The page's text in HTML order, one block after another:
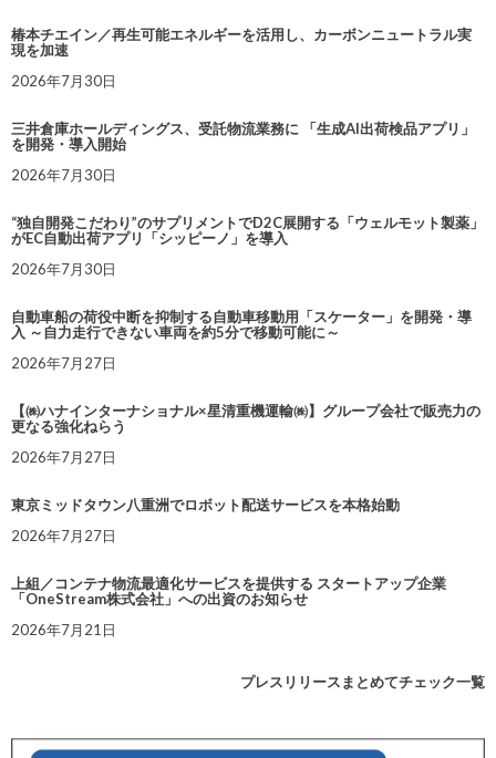
椿本チエイン／再生可能エネルギーを活用し、カーボンニュートラル実
現を加速
2026年7月30日
三井倉庫ホールディングス、受託物流業務に 「生成AI出荷検品アプリ」
を開発・導入開始
2026年7月30日
“独自開発こだわり”のサプリメントでD2C展開する「ウェルモット製薬」
がEC自動出荷アプリ「シッピーノ」を導入
2026年7月30日
自動車船の荷役中断を抑制する自動車移動用「スケーター」を開発・導
入 ～自力走行できない車両を約5分で移動可能に～
2026年7月27日
【㈱ハナインターナショナル×星清重機運輸㈱】グループ会社で販売力の
更なる強化ねらう
2026年7月27日
東京ミッドタウン八重洲でロボット配送サービスを本格始動
2026年7月27日
上組／コンテナ物流最適化サービスを提供する スタートアップ企業
「OneStream株式会社」への出資のお知らせ
2026年7月21日
プレスリリースまとめてチェック一覧